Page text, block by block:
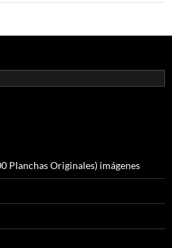
Planchas Originales) imágenes